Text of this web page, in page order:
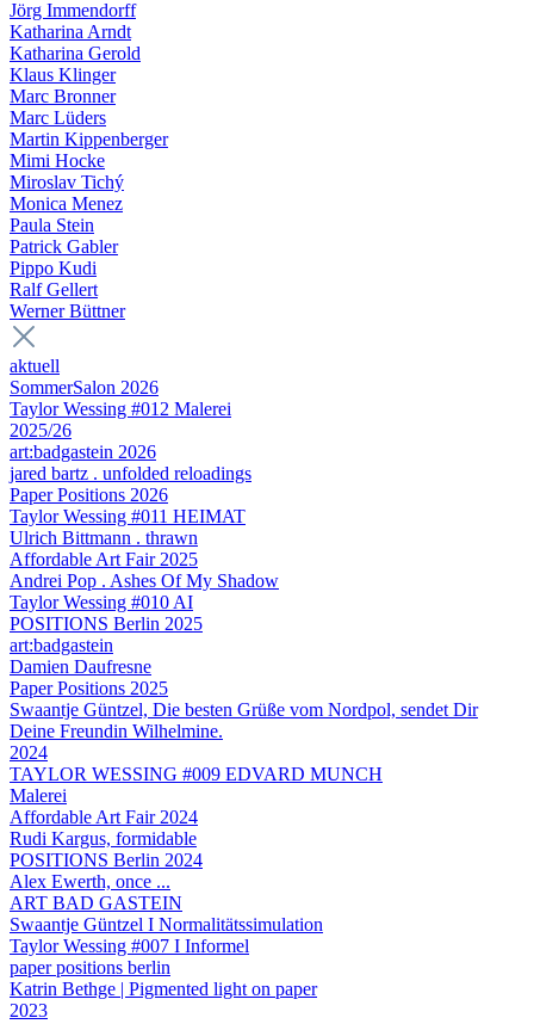
Jörg Immendorff
Katharina Arndt
Katharina Gerold
Klaus Klinger
Marc Bronner
Marc Lüders
Martin Kippenberger
Mimi Hocke
Miroslav Tichý
Monica Menez
Paula Stein
Patrick Gabler
Pippo Kudi
Ralf Gellert
Werner Büttner
aktuell
SommerSalon 2026
Taylor Wessing #012 Malerei
2025/26
art:badgastein 2026
jared bartz . unfolded reloadings
Paper Positions 2026
Taylor Wessing #011 HEIMAT
Ulrich Bittmann . thrawn
Affordable Art Fair 2025
Andrei Pop . Ashes Of My Shadow
Taylor Wessing #010 AI
POSITIONS Berlin 2025
art:badgastein
Damien Daufresne
Paper Positions 2025
Swaantje Güntzel, Die besten Grüße vom Nordpol, sendet Dir
Deine Freundin Wilhelmine.
2024
TAYLOR WESSING #009 EDVARD MUNCH
Malerei
Affordable Art Fair 2024
Rudi Kargus, formidable
POSITIONS Berlin 2024
Alex Ewerth, once ...
ART BAD GASTEIN
Swaantje Güntzel I Normalitätssimulation
Taylor Wessing #007 I Informel
paper positions berlin
Katrin Bethge | Pigmented light on paper
2023